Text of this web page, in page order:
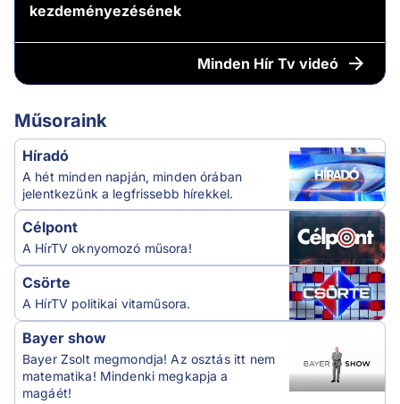
kezdeményezésének
Minden Hír Tv videó
Műsoraink
Híradó
A hét minden napján, minden órában
jelentkezünk a legfrissebb hírekkel.
Célpont
A HírTV oknyomozó műsora!
Csörte
A HírTV politikai vitaműsora.
Bayer show
Bayer Zsolt megmondja! Az osztás itt nem
matematika! Mindenki megkapja a
magáét!